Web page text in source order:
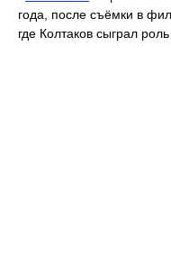
года, после съёмки в
где Колтаков сыграл